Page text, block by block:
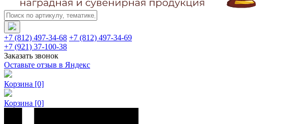
+7 (812) 497-34-68 +7 (812) 497-34-69
+7 (921) 37-100-38
Заказать звонок
Оставьте отзыв в Яндекс
Корзина [0]
Корзина [0]